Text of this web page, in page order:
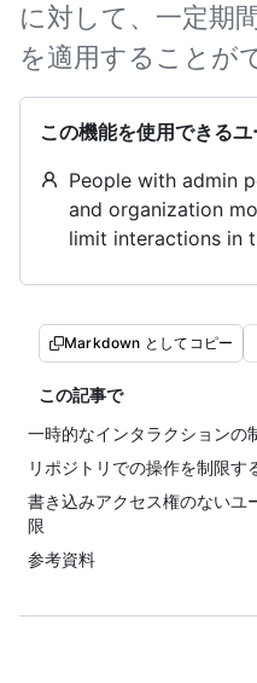
に対して、一定期
を適用することが
この機能を使用できる
People with admin
and organization
limit interactions in
Markdown としてコピー
この記事で
一時的なインタラクションの
リポジトリでの操作を制限す
書き込みアクセス権のないユ
限
参考資料